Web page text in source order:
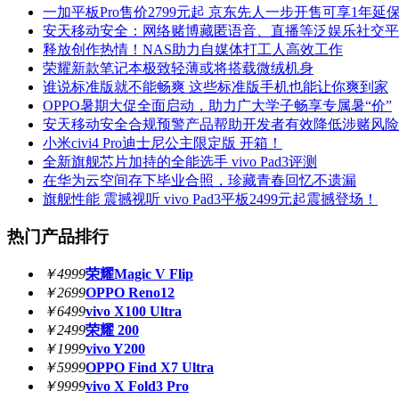
一加平板Pro售价2799元起 京东先人一步开售可享1年延
安天移动安全：网络赌博藏匿语音、直播等泛娱乐社交
释放创作热情！NAS助力自媒体打工人高效工作
荣耀新款笔记本极致轻薄或将搭载微绒机身
谁说标准版就不能畅爽 这些标准版手机也能让你爽到家
OPPO暑期大促全面启动，助力广大学子畅享专属暑“价”
安天移动安全合规预警产品帮助开发者有效降低涉赌风险
小米civi4 Pro迪士尼公主限定版 开箱！
全新旗舰芯片加持的全能选手 vivo Pad3评测
在华为云空间存下毕业合照，珍藏青春回忆不遗漏
旗舰性能 震撼视听 vivo Pad3平板2499元起震撼登场！
热门产品排行
￥4999荣耀Magic V Flip
￥2699OPPO Reno12
￥6499vivo X100 Ultra
￥2499荣耀 200
￥1999vivo Y200
￥5999OPPO Find X7 Ultra
￥9999vivo X Fold3 Pro